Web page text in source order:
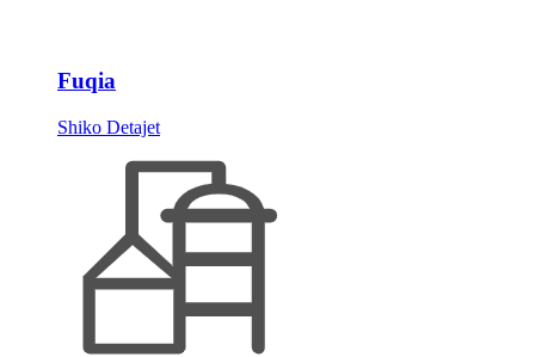
Fuqia
Shiko Detajet